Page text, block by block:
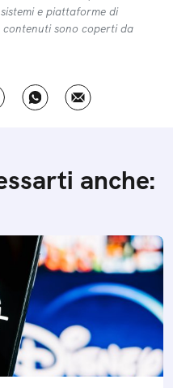
e piattaforme di
sono coperti da
anche: